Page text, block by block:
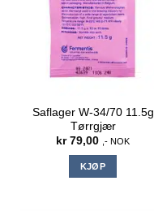
Saflager W-34/70 11.5g
Tørrgjær
kr79,00 ,- NOK
KJØP